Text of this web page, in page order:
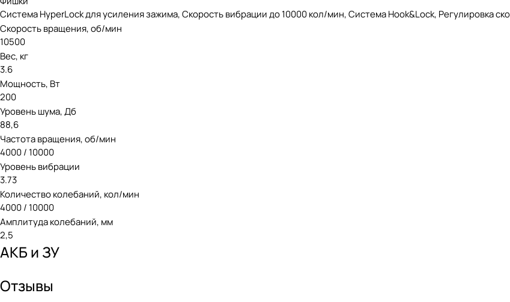
Система HyperLock для усиления зажима, Скорость вибрации до 10000 кол/мин, Система Hook&Lock, Регулировка
Скорость вращения, об/мин
10500
Вес, кг
3.6
Мощность, Вт
200
Уровень шума, Дб
88,6
Частота вращения, об/мин
4000 / 10000
Уровень вибрации
3.73
Количество колебаний, кол/мин
4000 / 10000
Амплитуда колебаний, мм
2,5
АКБ и ЗУ
Отзывы